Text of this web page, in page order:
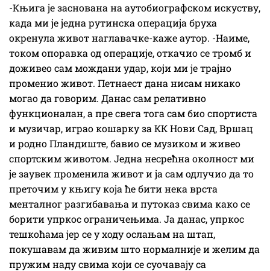
-Књига је заснована на аутобиографском искуству,
када ми је једна рутинска операција бруха
окренула живот наглавачке-каже аутор. -Наиме,
током опоравка од операције, откачио се тромб и
доживео сам мождани удар, који ми је трајно
променио живот. Петнаест дана нисам никако
могао да говорим. Данас сам релативно
функционалан, а пре свега тога сам био спортиста
и музичар, играо кошарку за КК Нови Сад, Вршац
и родно Пландиште, бавио се музиком и живео
спортским животом. Једна несрећна околност ми
је заувек променила живот и ја сам одлучио да то
преточим у књигу која ће бити нека врста
менталног разгибавања и путоказ свима како се
борити упркос ограничењима. Ја данас, упркос
тешкоћама јер се у ходу ослањам на штап,
покушавам да живим што нормалније и желим да
пружим наду свима који се суочавају са